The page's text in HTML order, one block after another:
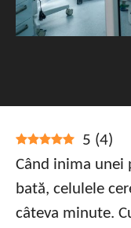
5 (4)
Când inima unei
bată, celulele
câteva minute.